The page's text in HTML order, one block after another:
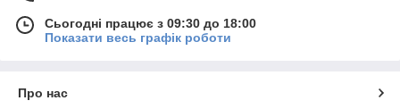
Сьогодні працює з 09:30 до 18:00
Показати весь графік роботи
Про нас